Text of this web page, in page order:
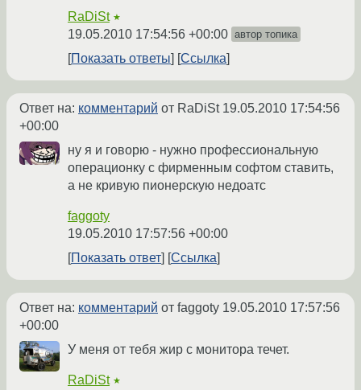
RaDiSt ★
19.05.2010 17:54:56 +00:00 автор топика
Показать ответы Ссылка
Ответ на: комментарий от RaDiSt 19.05.2010 17:54:56
+00:00
ну я и говорю - нужно профессиональную
операционку с фирменным софтом ставить,
а не кривую пионерскую недоатс
faggoty
19.05.2010 17:57:56 +00:00
Показать ответ
Ссылка
Ответ на: комментарий от faggoty 19.05.2010 17:57:56
+00:00
У меня от тебя жир с монитора течет.
RaDiSt ★